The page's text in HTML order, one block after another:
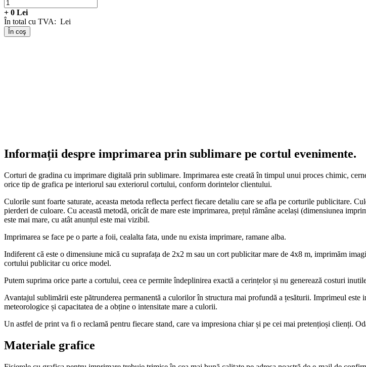
+ 0 Lei
În total cu TVA: Lei
În coş
Informații despre imprimarea prin sublimare pe cortul evenimente.
Corturi de gradina cu imprimare digitală prin sublimare. Imprimarea este creată în timpul unui proces chimic,
orice tip de grafica pe interiorul sau exteriorul cortului, conform dorintelor clientului.
Culorile sunt foarte saturate, aceasta metoda reflecta perfect fiecare detaliu care se afla pe corturile publicitare.
pierderi de culoare. Cu această metodă, oricât de mare este imprimarea, prețul rămâne același (dimensiunea
este mai mare, cu atât anunțul este mai vizibil.
Imprimarea se face pe o parte a foii, cealalta fata, unde nu exista imprimare, ramane alba.
Indiferent că este o dimensiune mică cu suprafața de 2x2 m sau un cort publicitar mare de 4x8 m, imprimăm
cortului publicitar cu orice model.
Putem suprima orice parte a cortului, ceea ce permite îndeplinirea exactă a cerințelor și nu generează costuri
Avantajul sublimării este pătrunderea permanentă a culorilor în structura mai profundă a țesăturii. Imprimeul
meteorologice și capacitatea de a obține o intensitate mare a culorii.
Un astfel de print va fi o reclamă pentru fiecare stand, care va impresiona chiar și pe cei mai pretențioși clienți.
Materiale grafice